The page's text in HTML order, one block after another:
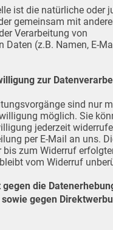
ist die natürliche oder
gemeinsam mit
Verarbeitung von
Daten (z.B. Namen, E-
zur
sind nur
möglich. Sie
jederzeit
per E-Mail an uns.
bis zum Widerruf
vom Widerruf
die
gegen